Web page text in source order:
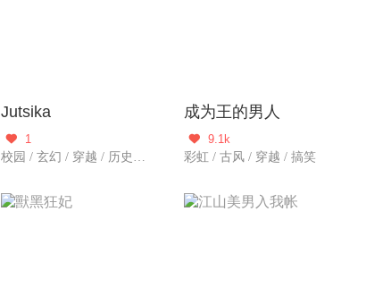
Jutsika

1
校园 / 玄幻 / 穿越 / 历史军事
成为王的男人

9.1k
彩虹 / 古风 / 穿越 / 搞笑